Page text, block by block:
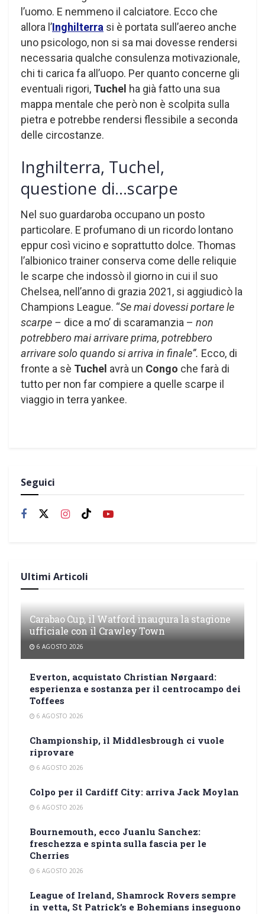
l’uomo. E nemmeno il calciatore. Ecco che
allora l’Inghilterra si è portata sull’aereo anche
uno psicologo, non si sa mai dovesse rendersi
necessaria qualche consulenza motivazionale,
chi ti carica fa all’uopo. Per quanto concerne gli
eventuali rigori, Tuchel ha già fatto una sua
mappa mentale che però non è scolpita sulla
pietra e potrebbe rendersi flessibile a seconda
delle circostanze.
Inghilterra, Tuchel,
questione di…scarpe
Nel suo guardaroba occupano un posto
particolare. E profumano di un ricordo lontano
eppur così vicino e soprattutto dolce. Thomas
l’albionico trainer conserva come delle reliquie
le scarpe che indossò il giorno in cui il suo
Chelsea, nell’anno di grazia 2021, si aggiudicò la
Champions League. “Se mai dovessi portare le
scarpe – dice a mo’ di scaramanzia – non
potrebbero mai arrivare prima, potrebbero
arrivare solo quando si arriva in finale”. Ecco, di
fronte a sè Tuchel avrà un Congo che farà di
tutto per non far compiere a quelle scarpe il
viaggio in terra yankee.
Seguici
Ultimi Articoli
Carabao Cup, il Watford inaugura la stagione
ufficiale con il Crawley Town
6 AGOSTO 2026
Everton, acquistato Christian Nørgaard:
esperienza e sostanza per il centrocampo dei
Toffees
6 AGOSTO 2026
Championship, il Middlesbrough ci vuole
riprovare
6 AGOSTO 2026
Colpo per il Cardiff City: arriva Jack Moylan
6 AGOSTO 2026
Bournemouth, ecco Juanlu Sanchez:
freschezza e spinta sulla fascia per le
Cherries
6 AGOSTO 2026
League of Ireland, Shamrock Rovers sempre
in vetta, St Patrick’s e Bohemians inseguono